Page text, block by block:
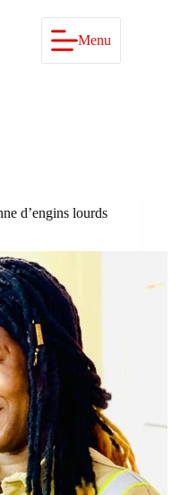
Menu
d’engins lourds